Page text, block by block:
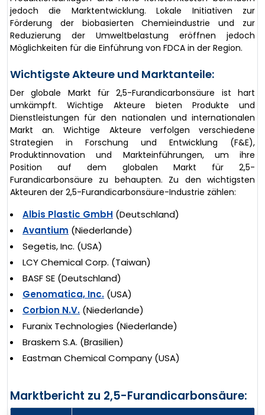
jedoch die Marktentwicklung. Lokale Initiativen zur
Förderung der biobasierten Chemieindustrie und zur
Reduzierung der Umweltbelastung eröffnen jedoch
Möglichkeiten für die Einführung von FDCA in der Region.
Wichtigste Akteure und Marktanteile:
Der globale Markt für 2,5-Furandicarbonsäure ist hart
umkämpft. Wichtige Akteure bieten Produkte und
Dienstleistungen für den nationalen und internationalen
Markt an. Wichtige Akteure verfolgen verschiedene
Strategien in Forschung und Entwicklung (F&E),
Produktinnovation und Markteinführungen, um ihre
Position auf dem globalen Markt für 2,5-
Furandicarbonsäure zu behaupten. Zu den wichtigsten
Akteuren der 2,5-Furandicarbonsäure-Industrie zählen:
Albis Plastic GmbH (Deutschland)
Avantium (Niederlande)
Segetis, Inc. (USA)
LCY Chemical Corp. (Taiwan)
BASF SE (Deutschland)
Genomatica, Inc. (USA)
Corbion N.V. (Niederlande)
Furanix Technologies (Niederlande)
Braskem S.A. (Brasilien)
Eastman Chemical Company (USA)
Marktbericht zu 2,5-Furandicarbonsäure: